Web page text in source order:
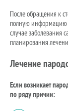
После обращения к
полную информацию
случае заболевания
планирования
Лечение
Если возникает
по ряду причин: